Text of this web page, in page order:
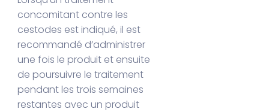
concomitant contre les
cestodes est indiqué, il est
recommandé d’administrer
une fois le produit et ensuite
de poursuivre le traitement
pendant les trois semaines
restantes avec un produit